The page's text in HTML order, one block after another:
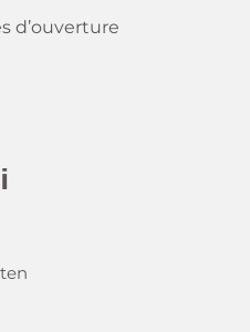
d’ouverture